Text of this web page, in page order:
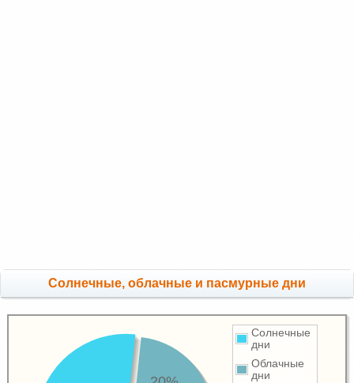
Cолнечные, облачные и пасмурные дни
Солнечные
дни
Облачные
дни